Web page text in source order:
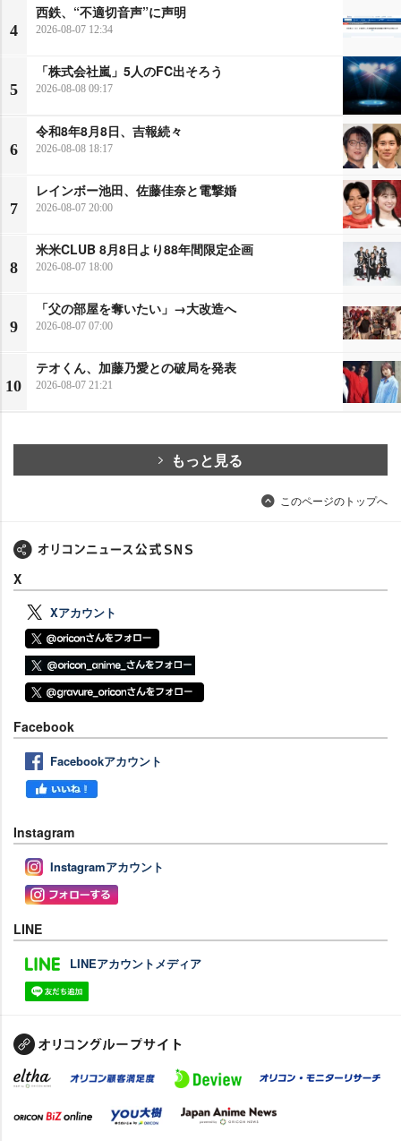
4
西鉄、“不適切音声”に声明
2026-08-07 12:34
5
「株式会社嵐」5人のFC出そろう
2026-08-08 09:17
6
令和8年8月8日、吉報続々
2026-08-08 18:17
7
レインボー池田、佐藤佳奈と電撃婚
2026-08-07 20:00
8
米米CLUB 8月8日より88年間限定企画
2026-08-07 18:00
9
「父の部屋を奪いたい」→大改造へ
2026-08-07 07:00
10
テオくん、加藤乃愛との破局を発表
2026-08-07 21:21
もっと見る
このページのトップへ
X
Xアカウント
Facebook
Facebookアカウント
Instagram
Instagramアカウント
LINE
LINEアカウントメディア